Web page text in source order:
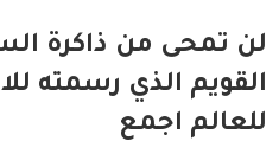
Media:
Header
لن تمحى من ذاكرة
القويم الذي رسمته
للعالم اجمع
اقتصاد واعمال
امنية